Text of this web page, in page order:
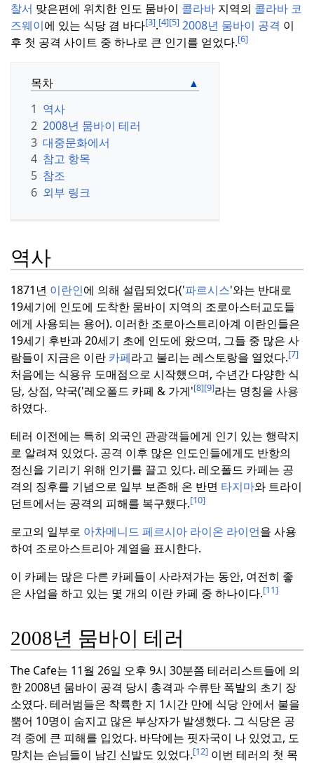
찰서 맞은편에 위치한 인도 뭄바이 콜라바 지역의 콜라바 코
즈웨이에 있는 식당 겸 바다[3].[4][5] 2008년 뭄바이 공격 이
후 첫 공격 사이트 중 하나로 큰 인기를 얻었다.[6]
목차
1 역사
2 2008년 뭄바이 테러
3 대중문화에서
4 참고 항목
5 참조
6 외부 링크
역사
1871년 이란인에 의해 설립되었다('파르시스'와는 반대로
19세기에 인도에 도착한 뭄바이 지역의 조로아스터교도들
에게 사용되는 용어). 이러한 조로아스트리아계 이란인들은
19세기 후반과 20세기 초에 인도에 왔으며, 그들 중 많은 사
람들이 지금은 이란 카페라고 불리는 레스토랑을 열었다.[7]
처음에는 식용유 도매점으로 시작했으며, 수년간 다양한 식
당, 상점, 약국('레오폴드 카페 & 가게'[8][9]라는 명칭을 사용
하였다.
테러 이전에는 특히 외국인 관광객들에게 인기 있는 행락지
로 알려져 있었다. 공격 이후 많은 인도인들에게도 반항의
정신을 기리기 위해 인기를 끌고 있다. 레오폴드 카페는 공
격의 징후를 기념으로 일부 보존해 온 반면 타지마와 트라이
던트에서는 공격의 피해를 복구했다.[10]
로고의 일부로 아차메니드 페르시아 라이온 라이언을 사용
하여 조로아스트리아 계열을 표시한다.
이 카페는 많은 다른 카페들이 사라져가는 동안, 여전히 좋
은 사업을 하고 있는 몇 개의 이란 카페 중 하나이다.[11]
2008년 뭄바이 테러
The Cafe는 11월 26일 오후 9시 30분쯤 테러리스트들에 의
한 2008년 뭄바이 공격 당시 총격과 수류탄 폭발의 초기 장
소였다. 테러범들은 착륙한 지 1시간 만에 식당 안에서 불을
뿜어 10명이 숨지고 많은 부상자가 발생했다. 그 식당은 공
격 중에 큰 피해를 입었다. 바닥에는 핏자국이 나 있었고, 도
망치는 손님들이 남긴 신발도 있었다.[12] 이번 테러의 첫 목